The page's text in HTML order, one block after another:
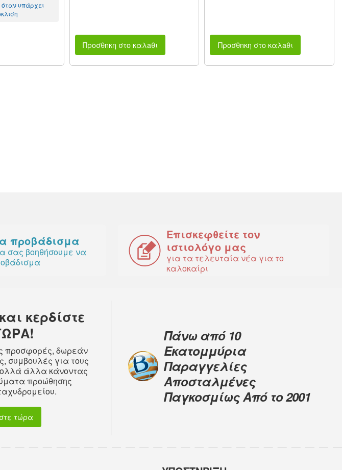
όταν υπάρχει
Προσθnκη στο καλaθι Προσθnκη στο καλaθι
προβάδισμα
σας βοηθήσουμε να
Επισκεφθείτε τον
ιστιολόγο μας
για τα τελευταία νέα για το
καλοκαίρι
κερδίστε
προσφορές, δωρεάν
συμβουλές για τους
άλλα κάνοντας
προώθησης
τώρα
Πάνω από 10
Εκατομμύρια
Παραγγελίες
Αποσταλμένες
Παγκοσμίως Από το 2001